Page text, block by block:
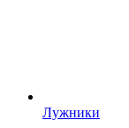
Лужники